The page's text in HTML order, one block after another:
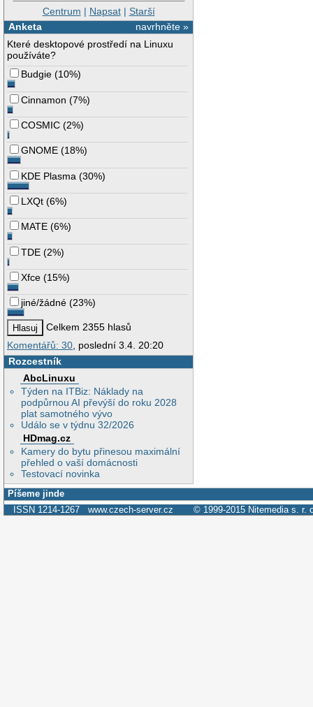
Centrum | Napsat| Starší
navrhněte »
Anketa
Které desktopové prostředí na Linuxu
používáte?
Budgie (10%)
Cinnamon (7%)
COSMIC (2%)
GNOME (18%)
KDE Plasma (30%)
LXQt (6%)
MATE (6%)
TDE (2%)
Xfce (15%)
jiné/žádné (23%)
Celkem 2355 hlasů
Komentářů: 30 , poslední 3.4. 20:20
Rozcestník
AbcLinuxu
Týden na ITBiz: Náklady na
podpůrnou AI převýší do roku 2028
plat samotného vývo
Událo se v týdnu 32/2026
HDmag.cz
Kamery do bytu přinesou maximální
přehled o vaší domácnosti
Testovací novinka
Píšeme jinde
ISSN 1214-1267 www.czech-server.cz © 1999-2015 Nitemedia s. r.